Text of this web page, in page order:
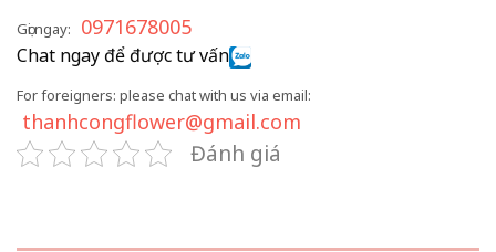
Gọi ngay: 0971678005
Chat ngay để được tư vấn
For foreigners: please chat with us via email:
thanhcongflower@gmail.com
Đánh giá